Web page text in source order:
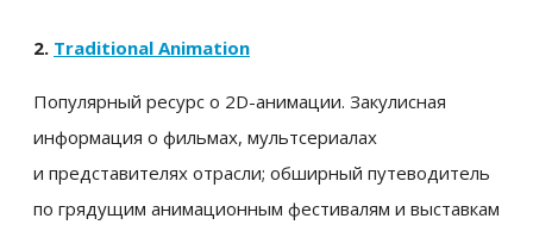
2. Traditional Animation
Популярный ресурс о 2D-анимации. Закулисная
информация о фильмах, мультсериалах
и представителях отрасли; обширный путеводитель
по грядущим анимационным фестивалям и выставкам